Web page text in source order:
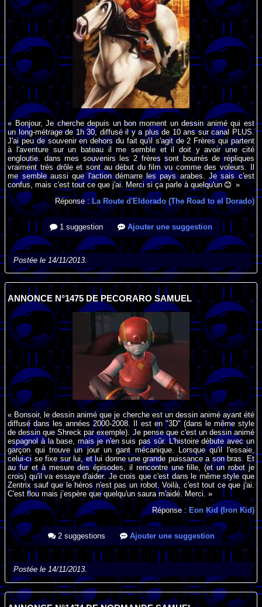
« Bonjour, Je cherche depuis un bon moment un dessin animé qui est
un long-métrage de 1h 30, diffusé il y a plus de 10 ans sur canal PLUS.
J'ai peu de souvenir en dehors du fait qu'il s'agit de 2 Frères qui partent
à l'aventure sur un bateau il me semble et il doit y avoir une cité
engloutie. dans mes souvenirs les 2 frères sont bourrés de répliques
vraiment très drôle et sont au début du film vu comme des voleurs. Il
me semble aussi que l'action démarre les pays arabes. Je sais c'est
confus, mais c'est tout ce que j'ai. Merci si ça parle à quelqu'un
»
Réponse : La Route d'Eldorado (The Road to el Dorado)
1 suggestion Ajouter une suggestion
Postée le 14/11/2013.
ANNONCE N°1475 DE PECORARO SAMUEL
« Bonsoir, le dessin animé que je cherche est un dessin animé ayant été
diffusé dans les années 2000-2008. Il est en "3D" (dans le même style
de dessin que Shreck par exemple). Je pense que c'est un dessin animé
espagnol à la base, mais je n'en suis pas sûr. L'histoire débute avec un
garçon qui trouve un jour un gant mécanique. Lorsque qu'il l'essaie,
celui-ci se fixe sur lui, et lui donne une grande puissance a son bras. Et
au fur et à mesure des épisodes, il rencontre une fille, (et un robot je
crois) qu'il va essaye d'aider. Je crois que c'est dans le même style que
Zentrix sauf que le héros n'est pas un robot. Voilà, c'est tout ce que j'ai.
C'est flou mais j’espère que quelqu'un saura m'aidé. Merci. »
Réponse : Eon Kid (Iron Kid)
2 suggestions Ajouter une suggestion
Postée le 14/11/2013.